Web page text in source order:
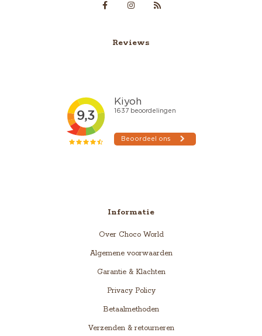
Reviews
Informatie
Over Choco World
Algemene voorwaarden
Garantie & Klachten
Privacy Policy
Betaalmethoden
Verzenden & retourneren